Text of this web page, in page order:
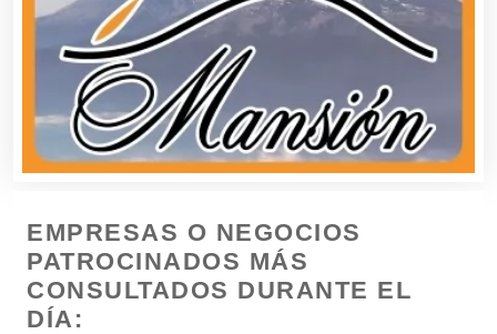
Cajas de Ahorro
Cámaras de Comercio
Camiones para Fletes
Cancelería de Aluminio
EMPRESAS O NEGOCIOS
PATROCINADOS MÁS
CONSULTADOS DURANTE EL
DÍA: